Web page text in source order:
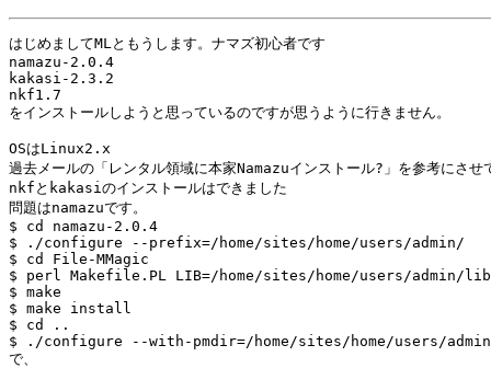
はじめましてMLともうします。ナマズ初心者です
namazu-2.0.4
kakasi-2.3.2
nkf1.7
をインストールしようと思っているのですが思うように行きません。
OSはLinux2.x
過去メールの「レンタル領域に本家Namazuインストール?」を参考にさせ
nkfとkakasiのインストールはできました
問題はnamazuです。
$ cd namazu-2.0.4
$ ./configure --prefix=/home/sites/home/users/admin/
$ cd File-MMagic
$ perl Makefile.PL LIB=/home/sites/home/users/admin/lib
$ make
$ make install
$ cd ..
$ ./configure --with-pmdir=/home/sites/home/users/
で、